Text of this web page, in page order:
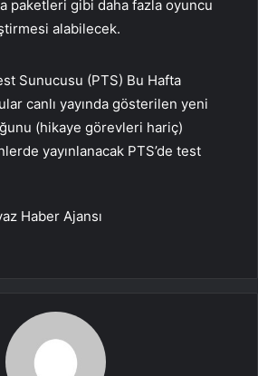
paketleri gibi daha fazla oyuncu
alabilecek.
Sunucusu (PTS) Bu Hafta
canlı yayında gösterilen yeni
(hikaye görevleri hariç)
yayınlanacak PTS’de test
Haber Ajansı